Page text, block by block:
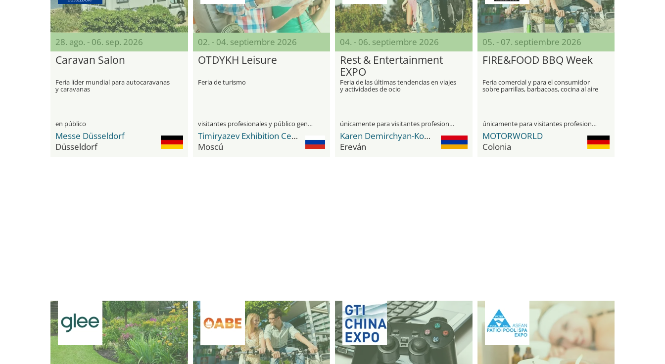
28. ago. - 06. sep. 2026
Caravan Salon
Feria líder mundial para autocaravanas
y caravanas
en público
Messe Düsseldorf
Düsseldorf
02. - 04. septiembre 2026
OTDYKH Leisure
Feria de turismo
visitantes profesionales y público general
Timiryazev Exhibition Centre
Moscú
04. - 06. septiembre 2026
Rest & Entertainment
EXPO
Feria de las últimas tendencias en viajes
y actividades de ocio
únicamente para visitantes profesionales
Karen Demirchyan-Komplex
Ereván
05. - 07. septiembre 2026
FIRE&FOOD BBQ Week
Feria comercial y para el consumidor
sobre parrillas, barbacoas, cocina al aire
libre y vida en exteriores
únicamente para visitantes profesionales
MOTORWORLD
Colonia